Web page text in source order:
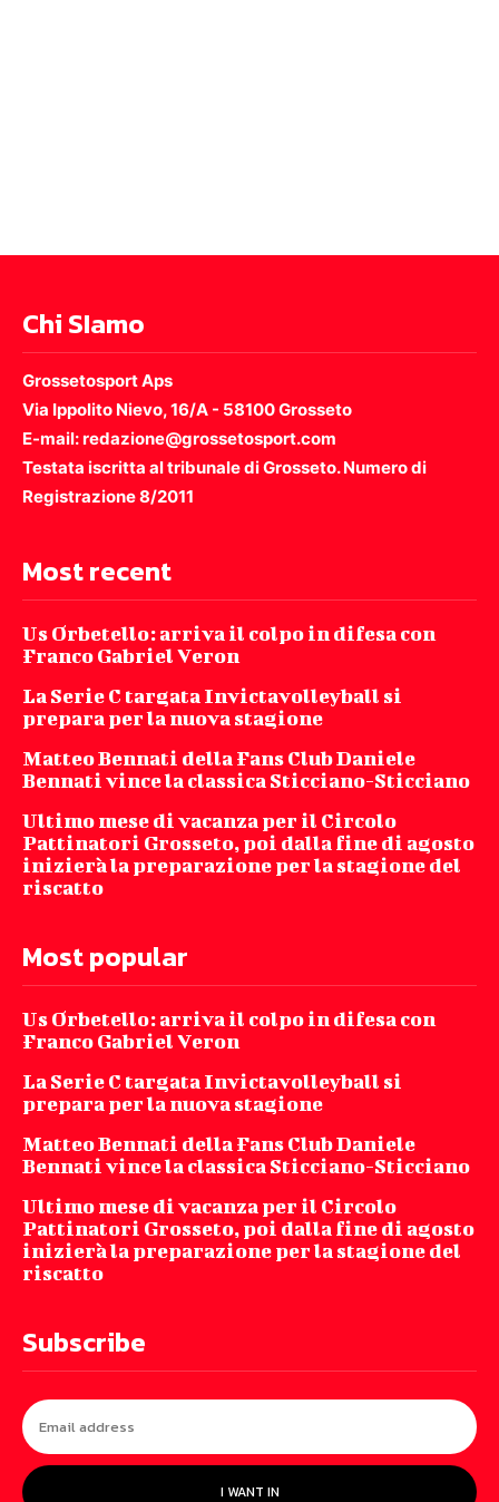
Chi SIamo
Grossetosport Aps
Via Ippolito Nievo, 16/A - 58100 Grosseto
E-mail: redazione@grossetosport.com
Testata iscritta al tribunale di Grosseto. Numero di
Registrazione 8/2011
Most recent
Us Orbetello: arriva il colpo in difesa con
Franco Gabriel Veron
La Serie C targata Invictavolleyball si
prepara per la nuova stagione
Matteo Bennati della Fans Club Daniele
Bennati vince la classica Sticciano-Sticciano
Ultimo mese di vacanza per il Circolo
Pattinatori Grosseto, poi dalla fine di agosto
inizierà la preparazione per la stagione del
riscatto
Most popular
Us Orbetello: arriva il colpo in difesa con
Franco Gabriel Veron
La Serie C targata Invictavolleyball si
prepara per la nuova stagione
Matteo Bennati della Fans Club Daniele
Bennati vince la classica Sticciano-Sticciano
Ultimo mese di vacanza per il Circolo
Pattinatori Grosseto, poi dalla fine di agosto
inizierà la preparazione per la stagione del
riscatto
Subscribe
I WANT IN